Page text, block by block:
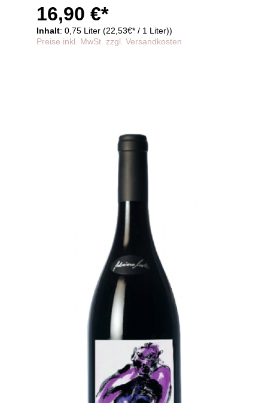
16,90 €*
Inhalt: 0,75 Liter (22,53€* / 1 Liter))
Preise inkl. MwSt. zzgl. Versandkosten